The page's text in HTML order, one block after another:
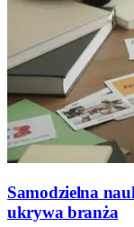
Samodzielna
ukrywa branża